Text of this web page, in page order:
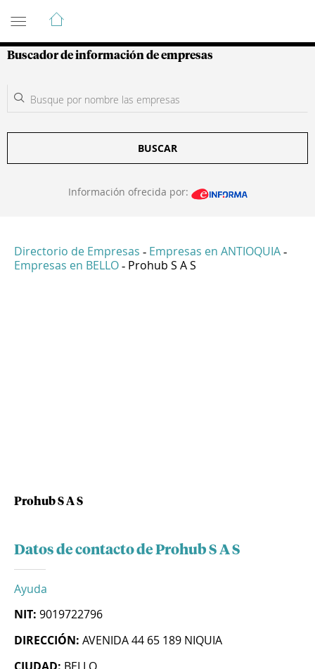
Guía de Empresas Colombianas
Buscador de información de empresas
BUSCAR
Información ofrecida por:
Directorio de Empresas - Empresas en ANTIOQUIA -
Empresas en BELLO - Prohub S A S
Prohub S A S
Datos de contacto de Prohub S A S
Ayuda
NIT: 9019722796
DIRECCIÓN: AVENIDA 44 65 189 NIQUIA